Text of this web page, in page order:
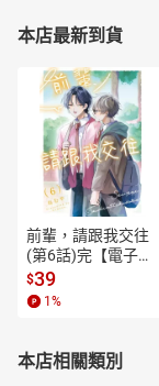
本店最新到貨
前輩，請跟我交往
(第6話)完【電子
書】
$39
1 %
本店相關類別